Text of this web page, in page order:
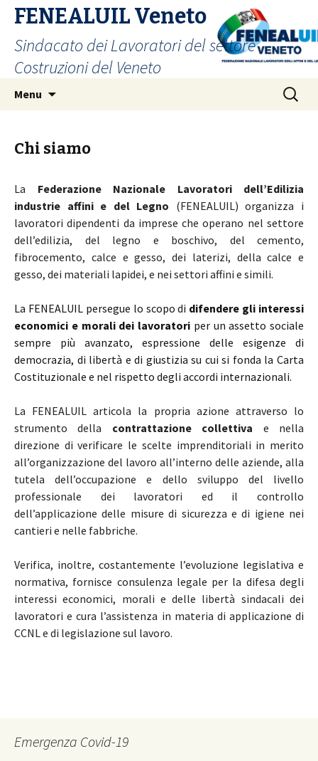
FENEALUIL Veneto
Sindacato dei Lavoratori del settore
Costruzioni del Veneto
Menu
Ricerca
per:
Chi siamo
La Federazione Nazionale Lavoratori dell’Edilizia
industrie affini e del Legno (FENEALUIL) organizza i
lavoratori dipendenti da imprese che operano nel settore
dell’edilizia, del legno e boschivo, del cemento,
fibrocemento, calce e gesso, dei laterizi, della calce e
gesso, dei materiali lapidei, e nei settori affini e simili.
La FENEALUIL persegue lo scopo di difendere gli interessi
economici e morali dei lavoratori per un assetto sociale
sempre più avanzato, espressione delle esigenze di
democrazia, di libertà e di giustizia su cui si fonda la Carta
Costituzionale e nel rispetto degli accordi internazionali.
La FENEALUIL articola la propria azione attraverso lo
strumento della contrattazione collettiva e nella
direzione di verificare le scelte imprenditoriali in merito
all’organizzazione del lavoro all’interno delle aziende, alla
tutela dell’occupazione e dello sviluppo del livello
professionale dei lavoratori ed il controllo
dell’applicazione delle misure di sicurezza e di igiene nei
cantieri e nelle fabbriche.
Verifica, inoltre, costantemente l’evoluzione legislativa e
normativa, fornisce consulenza legale per la difesa degli
interessi economici, morali e delle libertà sindacali dei
lavoratori e cura l’assistenza in materia di applicazione di
CCNL e di legislazione sul lavoro.
Emergenza Covid-19